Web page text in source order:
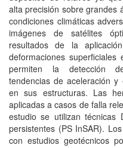
alta precisión sobre grandes
condiciones climáticas
imágenes de satélites
resultados de la
deformaciones
permiten la detección
tendencias de aceleración
en sus estructuras. Las
aplicadas a casos de falla
estudio se utilizan técnicas
persistentes (PS InSAR).
con estudios geotécnicos